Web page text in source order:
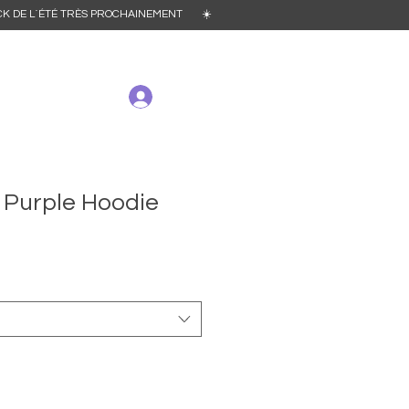
TRÈS PROCHAINEMENT ☀️
Purple Hoodie